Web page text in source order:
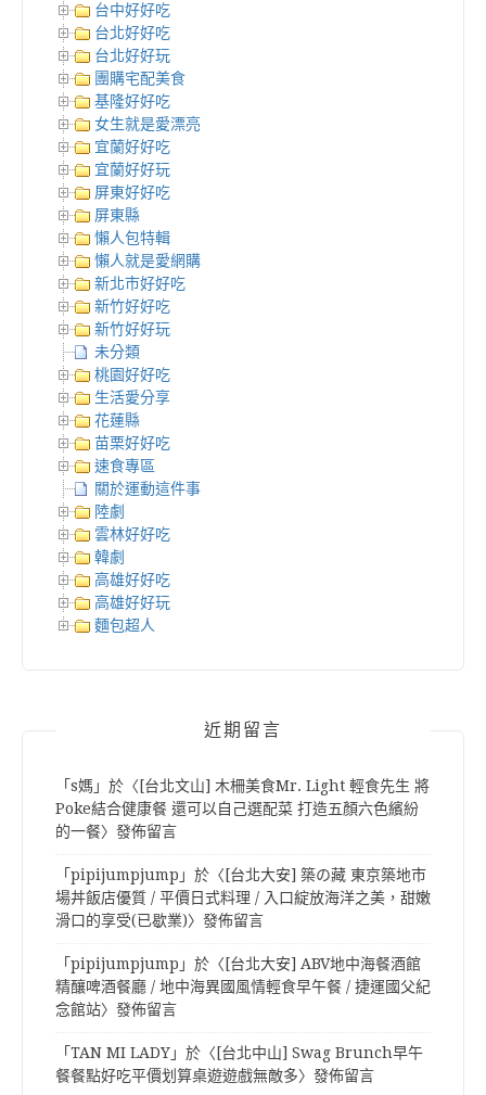
台中好好吃
台北好好吃
台北好好玩
團購宅配美食
基隆好好吃
女生就是愛漂亮
宜蘭好好吃
宜蘭好好玩
屏東好好吃
屏東縣
懶人包特輯
懶人就是愛網購
新北市好好吃
新竹好好吃
新竹好好玩
未分類
桃園好好吃
生活愛分享
花蓮縣
苗栗好好吃
速食專區
關於運動這件事
陸劇
雲林好好吃
韓劇
高雄好好吃
高雄好好玩
麵包超人
近期留言
「s媽 」於〈 [台北文山] 木柵美食Mr. Light 輕食先生 將
Poke結合健康餐 還可以自己選配菜 打造五顏六色繽紛
的一餐〉發佈留言
「pipijumpjump 」於〈 [台北大安] 築の藏 東京築地市
場丼飯店優質 / 平價日式料理 / 入口綻放海洋之美，甜嫩
滑口的享受(已歇業)〉發佈留言
「pipijumpjump 」於〈 [台北大安] ABV地中海餐酒館
精釀啤酒餐廳 / 地中海異國風情輕食早午餐 / 捷運國父紀
念館站〉發佈留言
「TAN MI LADY」於〈 [台北中山] Swag Brunch早午
餐餐點好吃平價划算桌遊遊戲無敵多〉發佈留言